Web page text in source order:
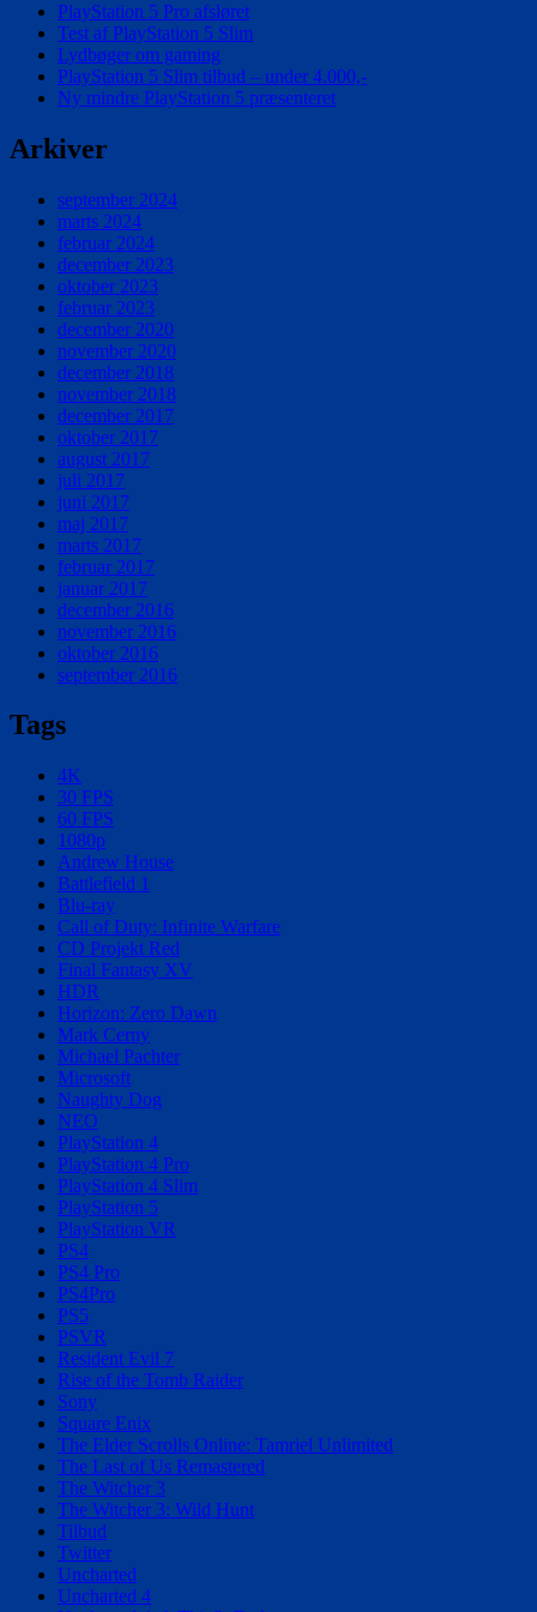
PlayStation 5 Pro afsløret
Test af PlayStation 5 Slim
Lydbøger om gaming
PlayStation 5 Slim tilbud – under 4.000,-
Ny mindre PlayStation 5 præsenteret
Arkiver
september 2024
marts 2024
februar 2024
december 2023
oktober 2023
februar 2023
december 2020
november 2020
december 2018
november 2018
december 2017
oktober 2017
august 2017
juli 2017
juni 2017
maj 2017
marts 2017
februar 2017
januar 2017
december 2016
november 2016
oktober 2016
september 2016
Tags
4K
30 FPS
60 FPS
1080p
Andrew House
Battlefield 1
Blu-ray
Call of Duty: Infinite Warfare
CD Projekt Red
Final Fantasy XV
HDR
Horizon: Zero Dawn
Mark Cerny
Michael Pachter
Microsoft
Naughty Dog
NEO
PlayStation 4
PlayStation 4 Pro
PlayStation 4 Slim
PlayStation 5
PlayStation VR
PS4
PS4 Pro
PS4Pro
PS5
PSVR
Resident Evil 7
Rise of the Tomb Raider
Sony
Square Enix
The Elder Scrolls Online: Tamriel Unlimited
The Last of Us Remastered
The Witcher 3
The Witcher 3: Wild Hunt
Tilbud
Twitter
Uncharted
Uncharted 4